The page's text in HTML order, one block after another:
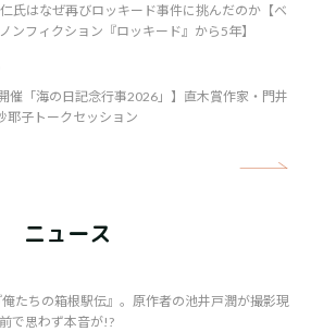
氏はなぜ再びロッキード事件に挑んだのか【ベ
ンフィクション『ロッキード』から5年】
催「海の日記念行事2026」】直木賞作家・門井
耶子トークセッション
ニュース
たちの箱根駅伝』。原作者の池井戸潤が撮影現
で思わず本音が!?